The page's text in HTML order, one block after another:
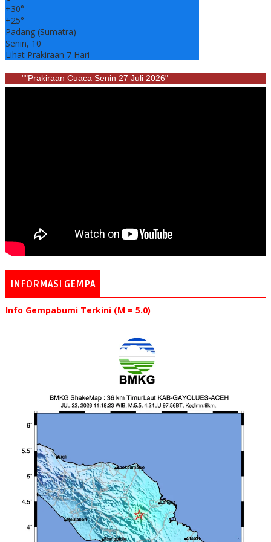
+30°
+25°
Padang (Sumatra)
Senin, 10
Lihat Prakiraan 7 Hari
""Prakiraan Cuaca Senin 27 Juli 2026"
INFORMASI GEMPA
Info Gempabumi Terkini (M = 5.0)